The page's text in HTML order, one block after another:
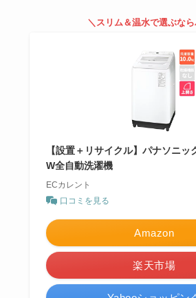
＼スリム＆温水で選ぶな
【設置＋リサイクル】パナソニ
W全自動洗濯機
ECカレント
口コミを見る
Amazon
楽天市場